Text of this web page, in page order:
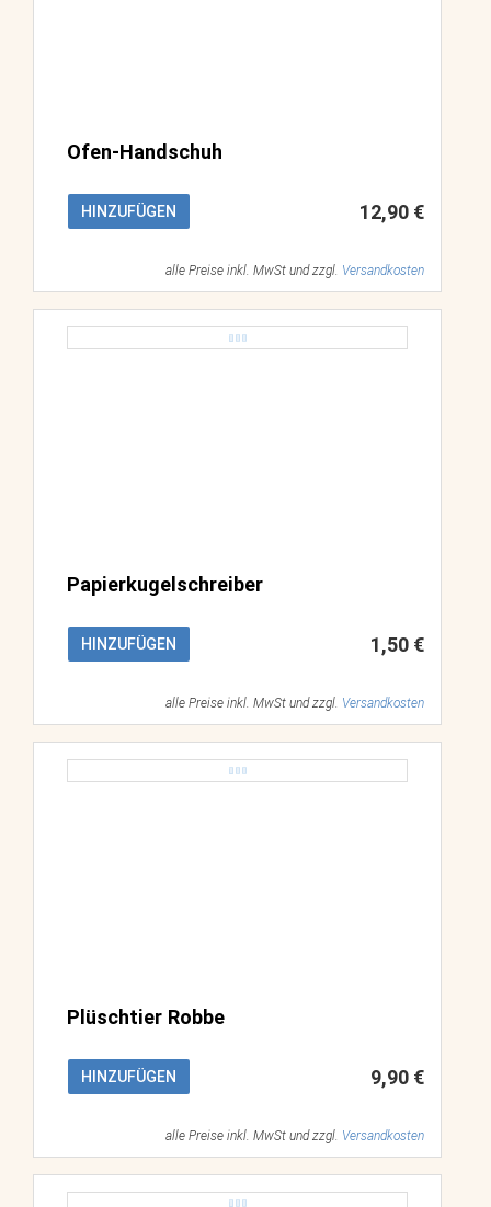
Ofen-Handschuh
HINZUFÜGEN 12,90 €
alle Preise inkl. MwSt und zzgl. Versandkosten
Papierkugelschreiber
HINZUFÜGEN 1,50 €
alle Preise inkl. MwSt und zzgl. Versandkosten
Plüschtier Robbe
HINZUFÜGEN 9,90 €
alle Preise inkl. MwSt und zzgl. Versandkosten